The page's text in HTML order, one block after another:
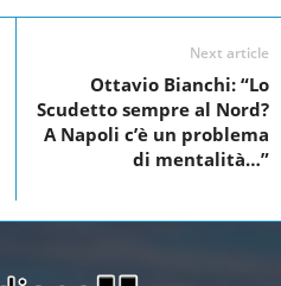
Next article
Ottavio Bianchi: “Lo
Scudetto sempre al Nord?
A Napoli c’è un problema
di mentalità…”